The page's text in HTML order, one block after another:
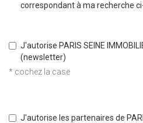
correspondant à ma recherche
J'autorise PARIS SEINE
(newsletter)
* cochez la case
J'autorise les partenaires de